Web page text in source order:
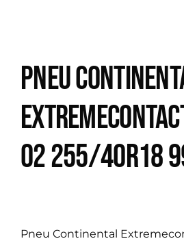
Pneu
02 255/40R18
Pneu Continental